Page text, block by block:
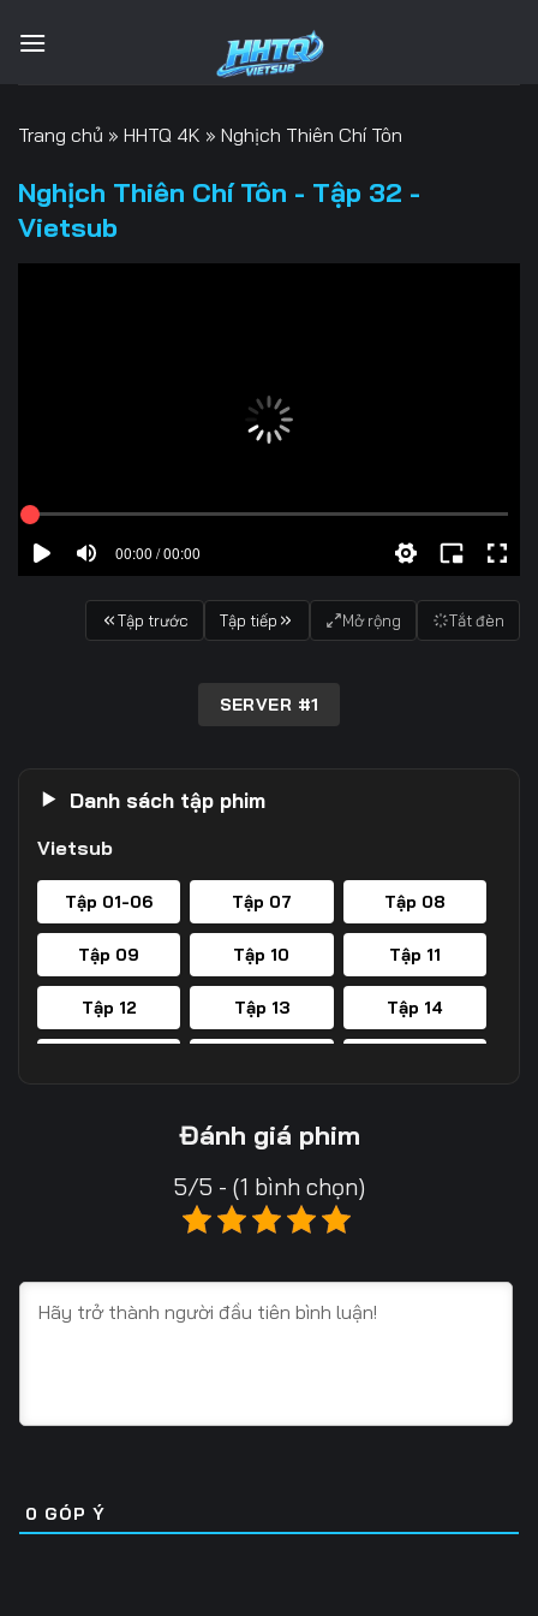
qua
Trang chủ » HHTQ 4K » Nghịch Thiên Chí Tôn
Nghịch Thiên Chí Tôn - Tập 32 -
Vietsub
00:00 / 00:00
Tập trước Tập tiếp Mở rộng Tắt đèn
SERVER #1
Danh sách tập phim
Vietsub
Tập 01-06 Tập 07 Tập 08
Tập 09 Tập 10 Tập 11
Tập 12 Tập 13 Tập 14
Tập 25
Tập 30 Tập 31
Tập 36 Tập 37 Tập 38
Tập 42 Tập 43 Tập 44
Đánh giá phim
5/5 - (1 bình chọn)
0 GÓP Ý